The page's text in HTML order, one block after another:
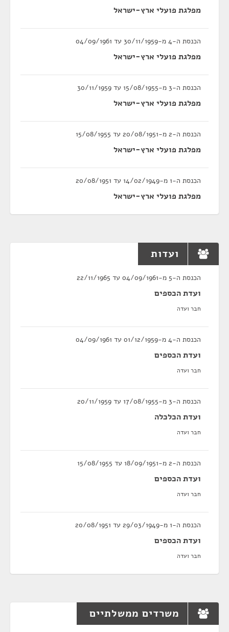
מפלגת פועלי ארץ-ישראל
הכנסת ה-4 מ-30/11/1959 עד 04/09/1961
מפלגת פועלי ארץ-ישראל
הכנסת ה-3 מ-15/08/1955 עד 30/11/1959
מפלגת פועלי ארץ-ישראל
הכנסת ה-2 מ-20/08/1951 עד 15/08/1955
מפלגת פועלי ארץ-ישראל
הכנסת ה-1 מ-14/02/1949 עד 20/08/1951
מפלגת פועלי ארץ-ישראל
ועדות
הכנסת ה-5 מ-04/09/1961 עד 22/11/1965
ועדת הכספים
חבר ועדה
הכנסת ה-4 מ-01/12/1959 עד 04/09/1961
ועדת הכספים
חבר ועדה
הכנסת ה-3 מ-17/08/1955 עד 20/11/1959
ועדת הכלכלה
חבר ועדה
הכנסת ה-2 מ-18/09/1951 עד 15/08/1955
ועדת הכספים
חבר ועדה
הכנסת ה-1 מ-29/03/1949 עד 20/08/1951
ועדת הכספים
חבר ועדה
משרדים ממשלתיים